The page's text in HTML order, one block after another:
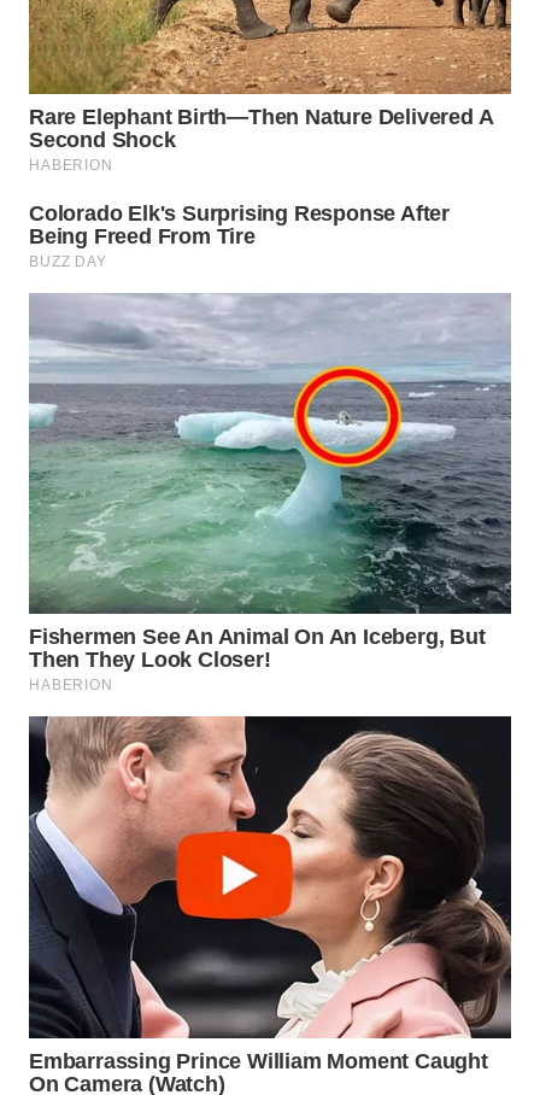
WN
DANAU
TOBA
WN
NIAS
WN
LANGKAT
WN
TAPANULI
SELATAN
WN
TANJUNG
LESUNG
WN
KARO
WN
SIMALUNGUN
WN
LABUHANBATU
WN
TAPANULI
TENGAH
WN DELI
SERDANG
WN
TEBING
TINGGI